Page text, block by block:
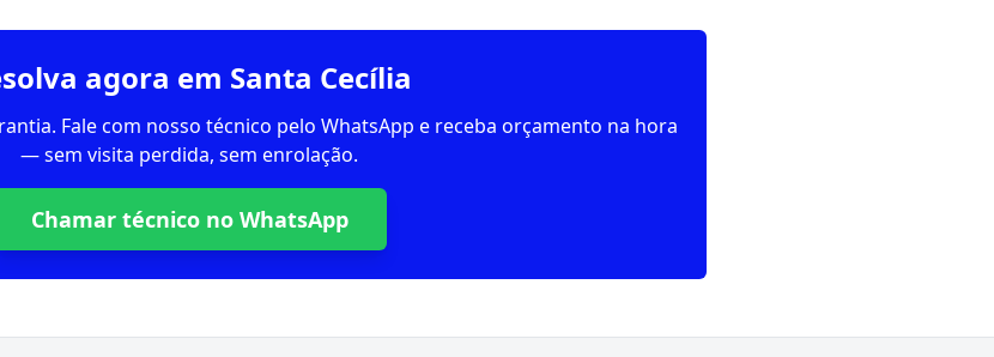
agora em Santa Cecília
Fale com nosso técnico pelo WhatsApp e receba orçamento na hora
— sem visita perdida, sem enrolação.
Chamar técnico no WhatsApp